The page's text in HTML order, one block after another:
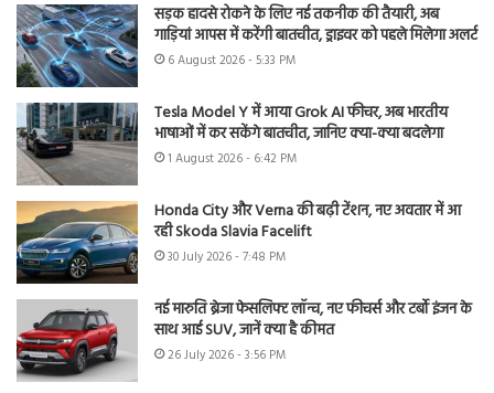
सड़क हादसे रोकने के लिए नई तकनीक की तैयारी, अब
गाड़ियां आपस में करेंगी बातचीत, ड्राइवर को पहले मिलेगा अलर्ट
6 August 2026 - 5:33 PM
Tesla Model Y में आया Grok AI फीचर, अब भारतीय
भाषाओं में कर सकेंगे बातचीत, जानिए क्या-क्या बदलेगा
1 August 2026 - 6:42 PM
Honda City और Verna की बढ़ी टेंशन, नए अवतार में आ
रही Skoda Slavia Facelift
30 July 2026 - 7:48 PM
नई मारुति ब्रेजा फेसलिफ्ट लॉन्च, नए फीचर्स और टर्बो इंजन के
साथ आई SUV, जानें क्या है कीमत
26 July 2026 - 3:56 PM